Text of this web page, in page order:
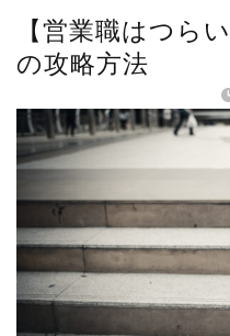
【営業職はつら
の攻略方法